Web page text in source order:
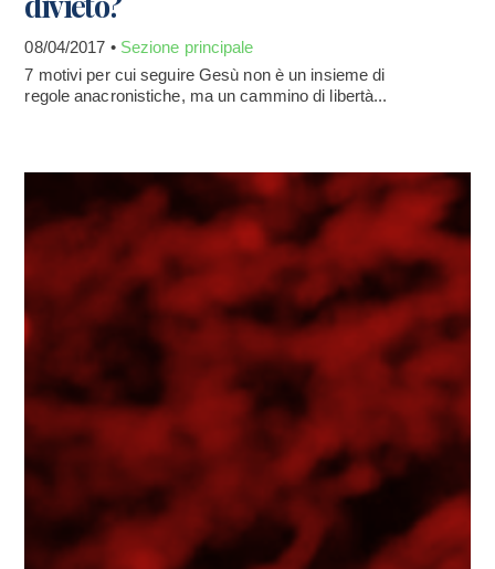
08/04/2017 • Sezione principale
7 motivi per cui seguire Gesù non è un insieme di
regole anacronistiche, ma un cammino di libertà...